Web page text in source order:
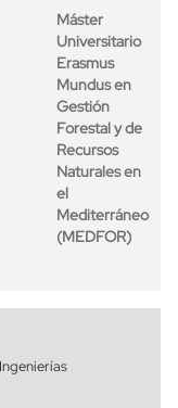
Máster
Universitario
Erasmus
Mundus en
Gestión
Forestal y de
Recursos
Naturales en
el
Mediterráneo
(MEDFOR)